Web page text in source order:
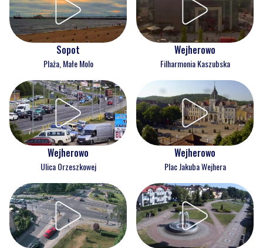
Sopot
Plaża, Małe Molo
Wejherowo
Filharmonia Kaszubska
Wejherowo
Ulica Orzeszkowej
Wejherowo
Plac Jakuba Wejhera